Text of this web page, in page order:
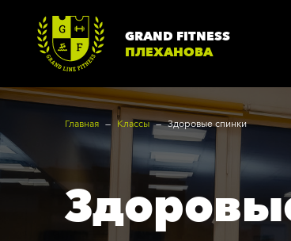
GRAND FITNESS
ПЛЕХАНОВА
О КЛУБЕ
Плеханова
Вакансии
Главная Классы Здоровые спинки